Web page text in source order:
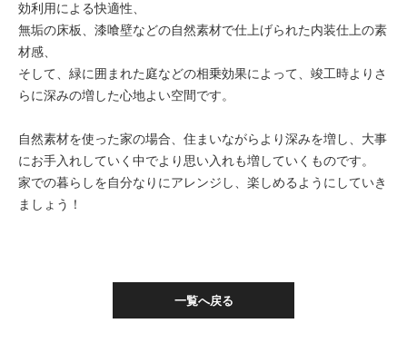
効利用による快適性、
無垢の床板、漆喰壁などの自然素材で仕上げられた内装仕上の素
材感、
そして、緑に囲まれた庭などの相乗効果によって、竣工時よりさ
らに深みの増した心地よい空間です。
自然素材を使った家の場合、住まいながらより深みを増し、大事
にお手入れしていく中でより思い入れも増していくものです。
家での暮らしを自分なりにアレンジし、楽しめるようにしていき
ましょう！
一覧へ戻る